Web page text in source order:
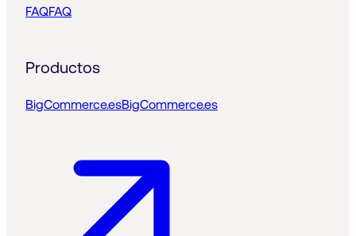
FAQFAQ
Productos
BigCommerce.esBigCommerce.es